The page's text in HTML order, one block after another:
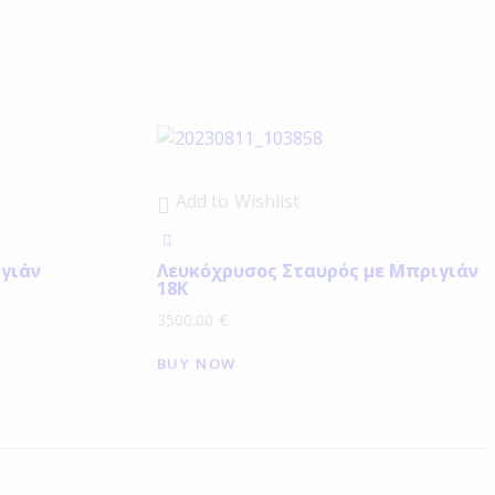
Add to Wishlist
Λευκόχρυσος Σταυρός με Μπριγιάν
18Κ
3500.00 €
BUY NOW